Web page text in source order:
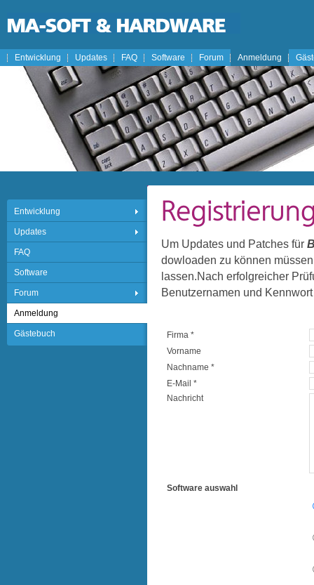
Entwicklung Updates FAQ Software Forum Anmeldung
Entwicklung
Updates
FAQ
Software
Forum
Anmeldung
Gästebuch
Um Updates und Patches für
dowloaden zu können
lassen.Nach erfolgreicher
Benutzernamen und
Firma *
Vorname
Nachname *
E-Mail *
Nachricht
Software auswahl